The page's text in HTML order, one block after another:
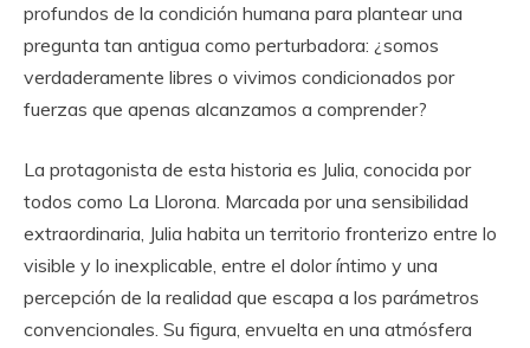
profundos de la condición humana para plantear una
pregunta tan antigua como perturbadora: ¿somos
verdaderamente libres o vivimos condicionados por
fuerzas que apenas alcanzamos a comprender?
La protagonista de esta historia es Julia, conocida por
todos como La Llorona. Marcada por una sensibilidad
extraordinaria, Julia habita un territorio fronterizo entre lo
visible y lo inexplicable, entre el dolor íntimo y una
percepción de la realidad que escapa a los parámetros
convencionales. Su figura, envuelta en una atmósfera